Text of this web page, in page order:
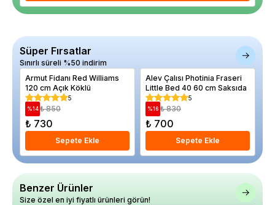
Süper Fırsatlar
Sınırlı süreli %50 indirim
Armut Fidanı Red Williams
120 cm Açık Köklü
5
%14 ₺ 850
₺ 730
Sepete Ekle
Alev Çalısı Photinia Fraseri
Little Bed 40 60 cm Saksıda
5
%16 ₺ 830
₺ 700
Sepete Ekle
Benzer Ürünler
Size özel en iyi fiyatlı ürünleri görün!